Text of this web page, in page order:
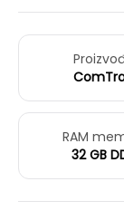
RAM
32 GB